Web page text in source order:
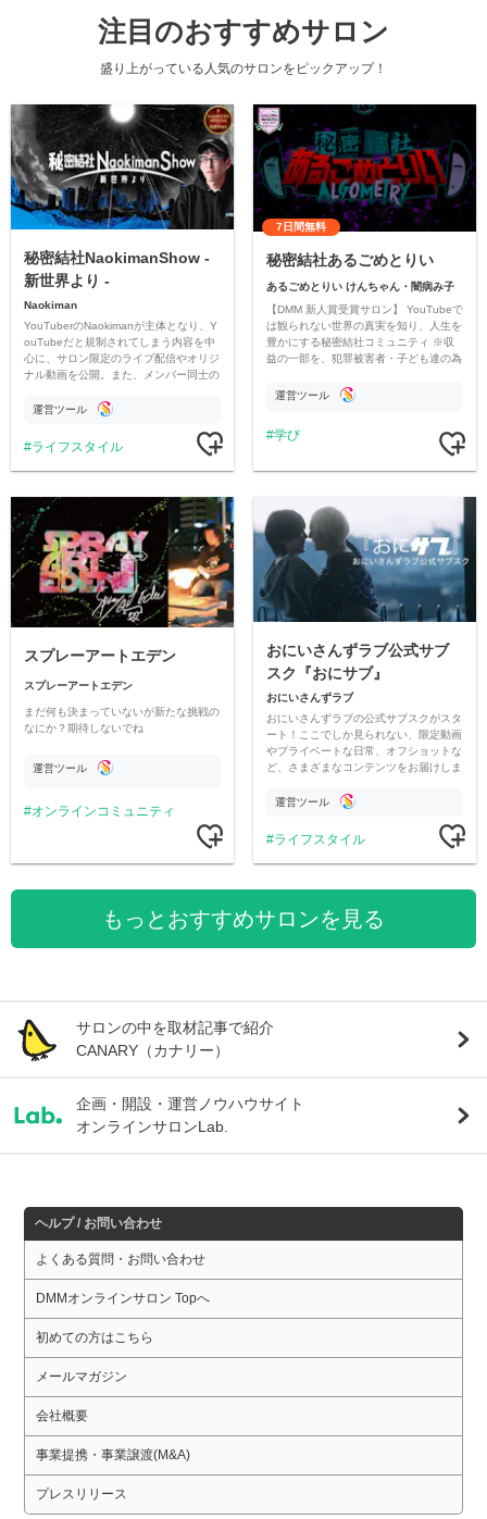
注目のおすすめサロン
盛り上がっている人気のサロンをピックアップ！
秘密結社NaokimanShow -
新世界より -
Naokiman
YouTuberのNaokimanが主体となり、Y
ouTubeだと規制されてしまう内容を中
心に、サロン限定のライブ配信やオリジ
ナル動画を公開。また、メンバー同士の
ただいています。
運営ツール
ライフスタイル
7日間無料
秘密結社あるごめとりい
あるごめとりい けんちゃん・闇病み子
【DMM 新人賞受賞サロン】 YouTubeで
は観られない世界の真実を知り、人生を
豊かにする秘密結社コミュニティ ※収
益の一部を、犯罪被害者・子ども達の為
す運営ツール
学び
スプレーアートエデン
スプレーアートエデン
まだ何も決まっていないが新たな挑戦の
なにか？期待しないでね
運営ツール
オンラインコミュニティ
おにいさんずラブ公式サブ
スク『おにサブ』
おにいさんずラブ
おにいさんずラブの公式サブスクがスタ
ート！ここでしか見られない、限定動画
やプライベートな日常、オフショットな
ど、さまざまなコンテンツをお届けしま
運営ツール
ライフスタイル
もっとおすすめサロンを見る
サロンの中を取材記事で紹介
CANARY（カナリー）
企画・開設・運営ノウハウサイト
オンラインサロンLab.
ヘルプ / お問い合わせ
よくある質問・お問い合わせ
DMMオンラインサロン Topへ
初めての方はこちら
メールマガジン
会社概要
事業提携・事業譲渡(M&A)
プレスリリース